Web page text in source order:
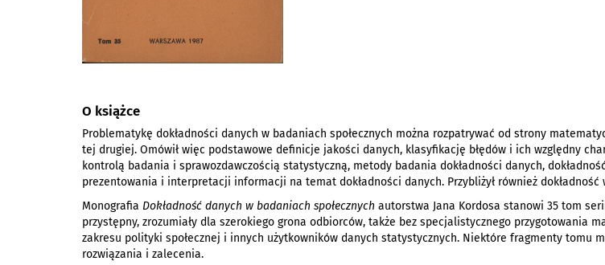
O książce
Problematykę dokładności danych w badaniach społecznych można rozpatrywać od strony
tej drugiej. Omówił więc podstawowe definicje jakości danych, klasyfikację błędów i ich względny
kontrolą badania i sprawozdawczością statystyczną, metody badania dokładności danych,
prezentowania i interpretacji informacji na temat dokładności danych. Przybliżył również dokładność
Monografia Dokładność danych w badaniach społecznych autorstwa Jana Kordosa stanowi 35 tom
przystępny, zrozumiały dla szerokiego grona odbiorców, także bez specjalistycznego przygotowania
zakresu polityki społecznej i innych użytkowników danych statystycznych. Niektóre fragmenty tomu
rozwiązania i zalecenia.